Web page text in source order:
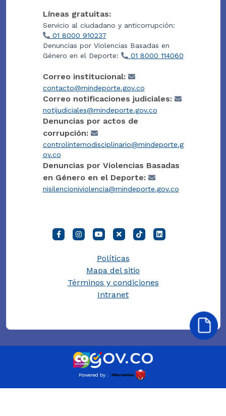
Líneas gratuitas:
Servicio al ciudadano y anticorrupción:
01 8000 910237
Denuncias por Violencias Basadas en
Género en el Deporte:
01 8000 114060
Correo institucional:
contacto@mindeporte.gov.co
Correo notificaciones judiciales:
notijudiciales@mindeporte.gov.co
Denuncias por actos de
corrupción:
controlinternodisciplinario@mindeporte.g
ov.co
Denuncias por Violencias Basadas
en Género en el Deporte:
nisilencioniviolencia@mindeporte.gov.co
Políticas
Mapa del sitio
Términos y condiciones
Intranet
Powered by :